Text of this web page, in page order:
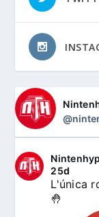
25d
L'única
🤚